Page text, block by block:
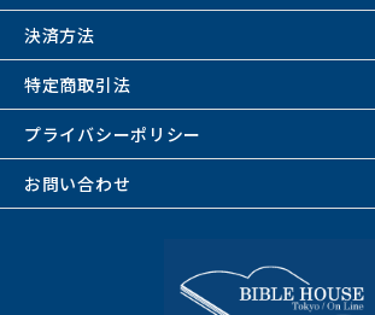
決済方法
特定商取引法
プライバシーポリシー
お問い合わせ